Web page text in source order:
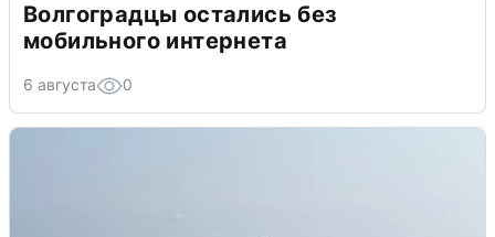
Волгоградцы остались без
мобильного интернета
6 августа 0